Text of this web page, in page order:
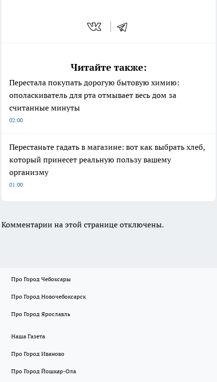
Читайте также:
Перестала покупать дорогую бытовую химию:
ополаскиватель для рта отмывает весь дом за
считанные минуты
02:00
Перестаньте гадать в магазине: вот как выбрать хлеб,
который принесет реальную пользу вашему
организму
01:00
Комментарии на этой странице отключены.
Про Город Чебоксары
Про Город Новочебоксарск
Про Город Ярославль
Наша Газета
Про Город Иваново
Про Город Йошкар-Ола